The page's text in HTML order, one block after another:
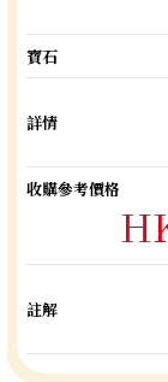
寶石
詳情
收購參考價格
註解